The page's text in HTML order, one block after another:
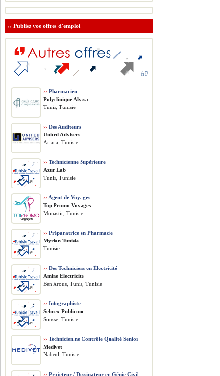
››Publiez vos offres d'emploi
›› Pharmacien
Polyclinique Alyssa
Tunis, Tunisie
›› Des Auditeurs
United Advisers
Ariana, Tunisie
›› Technicienne Supérieure
Azur Lab
Tunis, Tunisie
›› Agent de Voyages
Top Promo Voyages
Monastir, Tunisie
›› Préparatrice en Pharmacie
Myrlan Tunisie
Tunisie
›› Des Techniciens en Électricité
Amine Electricite
Ben Arous, Tunis, Tunisie
›› Infographiste
Selmex Publicom
Sousse, Tunisie
›› Technicien.ne Contrôle Qualité Senior
Medivet
Nabeul, Tunisie
›› Projeteur / Dessinateur en Génie Civil